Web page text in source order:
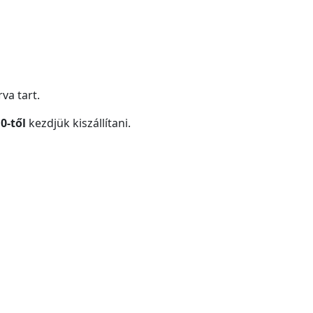
tart.
től kezdjük kiszállítani.